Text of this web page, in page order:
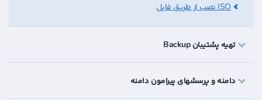
ISO نصب از طریق فایل
تهیه پشتیبان Backup
دامنه و پرسشهای پیرامون دامنه